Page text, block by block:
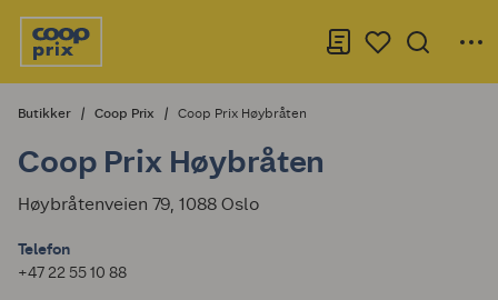
Butikker Coop Prix Coop Prix Høybråten
Coop Prix Høybråten
Høybråtenveien 79, 1088 Oslo
Telefon
+47 22 55 10 88